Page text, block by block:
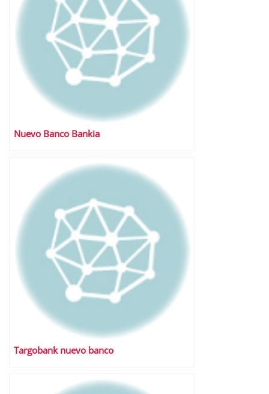
Nuevo Banco Bankia
Targobank nuevo banco